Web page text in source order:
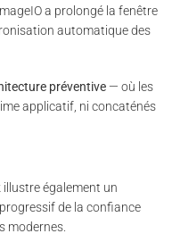
a prolongé la fenêtre
automatique des
préventive — où les
applicatif, ni concaténés
également un
de la confiance
modernes.